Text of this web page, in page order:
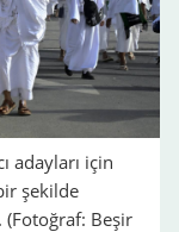
adayları için
şekilde
(Fotoğraf: Beşir